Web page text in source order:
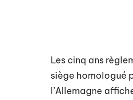
Les cinq ans
siège homologué
l’Allemagne